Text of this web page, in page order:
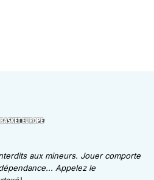
aux mineurs. Jouer comporte
Appelez le